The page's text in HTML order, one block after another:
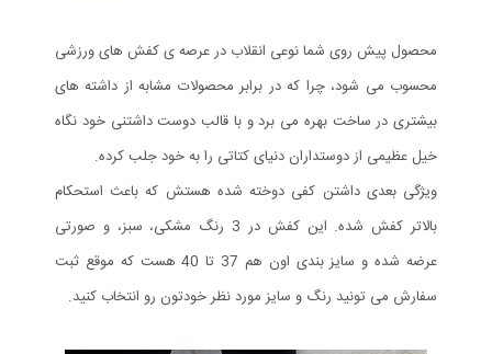
محصول پیش روی شما نوعی انقلاب در عرصه ی کفش های ورزشی
محسوب می شود، چرا که در برابر محصولات مشابه از داشته های
بیشتری در ساخت بهره می برد و با قالب دوست داشتنی خود نگاه
خیل عظیمی از دوستداران دنیای کتاتی را به خود جلب کرده.
ویژگی بعدی داشتن کفی دوخته شده هستش که باعث استحکام
بالاتر کفش شده. این کفش در 3 رنگ مشکی، سبز، و صورتی
عرضه شده و سایز بندی اون هم 37 تا 40 هست که موقع ثبت
سفارش می تونید رنگ و سایز مورد نظر خودتون رو انتخاب کنید.